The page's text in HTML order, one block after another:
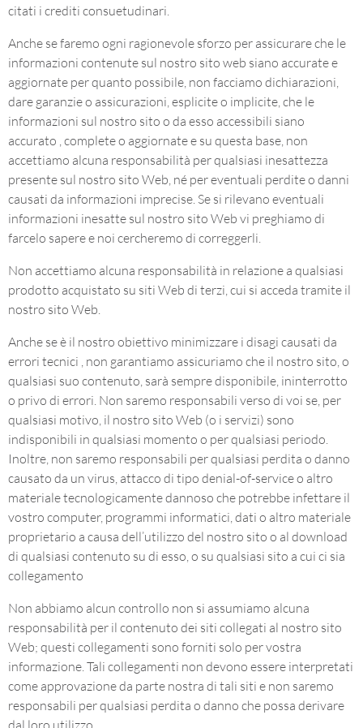
citati i crediti consuetudinari.
Anche se faremo ogni ragionevole sforzo per assicurare che le
informazioni contenute sul nostro sito web siano accurate e
aggiornate per quanto possibile, non facciamo dichiarazioni,
dare garanzie o assicurazioni, esplicite o implicite, che le
informazioni sul nostro sito o da esso accessibili siano
accurato , complete o aggiornate e su questa base, non
accettiamo alcuna responsabilità per qualsiasi inesattezza
presente sul nostro sito Web, né per eventuali perdite o danni
causati da informazioni imprecise. Se si rilevano eventuali
informazioni inesatte sul nostro sito Web vi preghiamo di
farcelo sapere e noi cercheremo di correggerli.
Non accettiamo alcuna responsabilità in relazione a qualsiasi
prodotto acquistato su siti Web di terzi, cui si acceda tramite il
nostro sito Web.
Anche se è il nostro obiettivo minimizzare i disagi causati da
errori tecnici , non garantiamo assicuriamo che il nostro sito, o
qualsiasi suo contenuto, sarà sempre disponibile, ininterrotto
o privo di errori. Non saremo responsabili verso di voi se, per
qualsiasi motivo, il nostro sito Web (o i servizi) sono
indisponibili in qualsiasi momento o per qualsiasi periodo.
Inoltre, non saremo responsabili per qualsiasi perdita o danno
causato da un virus, attacco di tipo denial-of-service o altro
materiale tecnologicamente dannoso che potrebbe infettare il
vostro computer, programmi informatici, dati o altro materiale
proprietario a causa dell’utilizzo del nostro sito o al download
di qualsiasi contenuto su di esso, o su qualsiasi sito a cui ci sia
collegamento
Non abbiamo alcun controllo non si assumiamo alcuna
responsabilità per il contenuto dei siti collegati al nostro sito
Web; questi collegamenti sono forniti solo per vostra
informazione. Tali collegamenti non devono essere interpretati
come approvazione da parte nostra di tali siti e non saremo
responsabili per qualsiasi perdita o danno che possa derivare
dal loro utilizzo.